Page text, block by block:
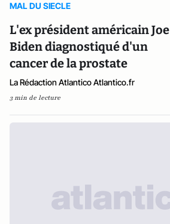
MAL DU SIECLE
L'ex président américain Joe
Biden diagnostiqué d'un
cancer de la prostate
La Rédaction Atlantico Atlantico.fr
3 min de lecture